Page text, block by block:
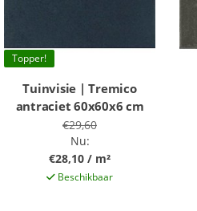
Topper!
Tuinvisie | Tremico
antraciet 60x60x6 cm
€29,60
Nu:
€28,10 / m²
Beschikbaar